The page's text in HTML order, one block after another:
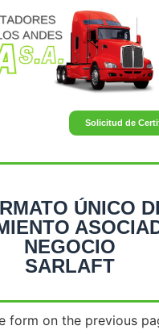
Solicitud de
ÚNICO
NEGOCIO
SARLAFT
form on the previous